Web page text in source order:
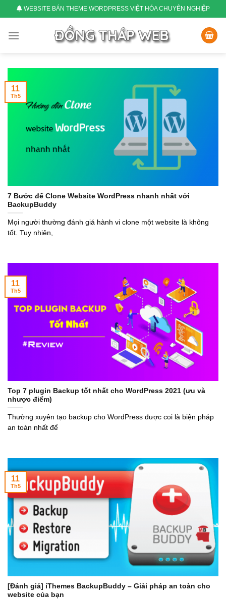
to
content
WEBSITE BÁN THEME WORDPRESS VIỆT HÓA CHUYÊN NGHIỆP
7 Bước để Clone Website WordPress nhanh nhất với
BackupBuddy
Mọi người thường đánh giá hành vi clone một website là không
tốt. Tuy nhiên,
11
Th5
Top 7 plugin Backup tốt nhất cho WordPress 2021 (ưu và
nhược điểm)
Thường xuyên tạo backup cho WordPress được coi là biện pháp
an toàn nhất để
11
Th5
[Đánh giá] iThemes BackupBuddy – Giải pháp an toàn cho
website của bạn
11
Th5